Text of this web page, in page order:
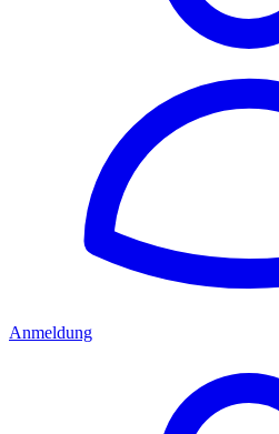
Anmeldung